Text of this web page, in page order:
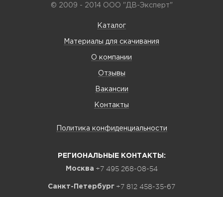
© 2009 - 2014 ООО "ДВ-Эксперт"
Каталог
Материалы для скачивания
О компании
Отзывы
Вакансии
Контакты
Политика конфиденциальности
РЕГИОНАЛЬНЫЕ КОНТАКТЫ:
Москва +7 495 268-08-54
Санкт-Петербург +7 812 458-35-67